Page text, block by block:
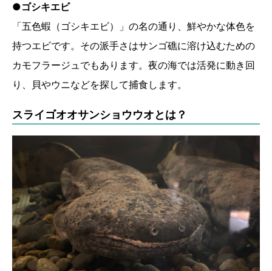
●ゴシキエビ
「五色蝦（ゴシキエビ）」の名の通り、鮮やかな体色を
持つエビです。その派手さはサンゴ礁に溶け込むための
カモフラージュでもあります。夜の海では活発に動き回
り、貝やウニなどを探して捕食します。
スライゴオオサンショウウオとは？